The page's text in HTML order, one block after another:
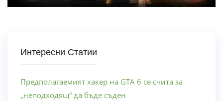
Интересни Статии
Предполагаемият хакер на GTA 6 се счита за
„неподходящ“ да бъде съден